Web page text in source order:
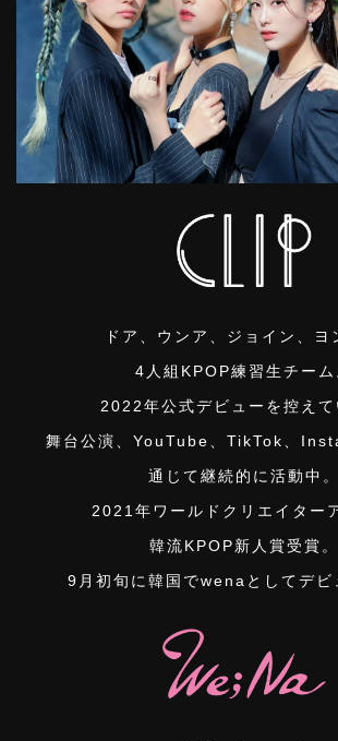
ドア、ウンア、ジョイン、ヨ
4人組KPOP練習生チーム
2022年公式デビューを控えて
舞台公演、YouTube、TikTok、
通じて継続的に活動中。
2021年ワールドクリエイター
韓流KPOP新人賞受賞。
9月初旬に韓国でwenaとしてデビ